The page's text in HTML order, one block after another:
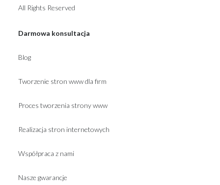
All Rights Reserved
Darmowa konsultacja
Blog
Tworzenie stron www dla firm
Proces tworzenia strony www
Realizacja stron internetowych
Współpraca z nami
Nasze gwarancje